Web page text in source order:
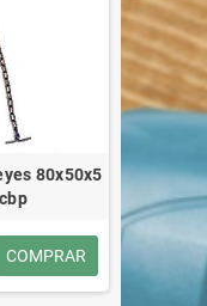
80x50x5
COMPRAR